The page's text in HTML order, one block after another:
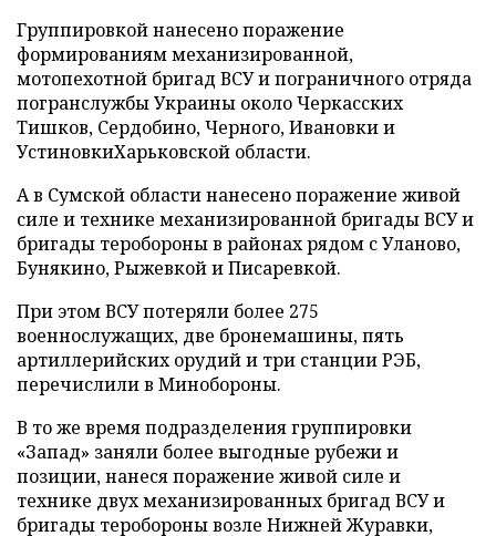
Группировкой нанесено поражение
формированиям механизированной,
мотопехотной бригад ВСУ и пограничного отряда
погранслужбы Украины около Черкасских
Тишков, Сердобино, Черного, Ивановки и
УстиновкиХарьковской области.
А в Сумской области нанесено поражение живой
силе и технике механизированной бригады ВСУ и
бригады теробороны в районах рядом с Уланово,
Бунякино, Рыжевкой и Писаревкой.
При этом ВСУ потеряли более 275
военнослужащих, две бронемашины, пять
артиллерийских орудий и три станции РЭБ,
перечислили в Минобороны.
В то же время подразделения группировки
«Запад» заняли более выгодные рубежи и
позиции, нанеся поражение живой силе и
технике двух механизированных бригад ВСУ и
бригады теробороны возле Нижней Журавки,